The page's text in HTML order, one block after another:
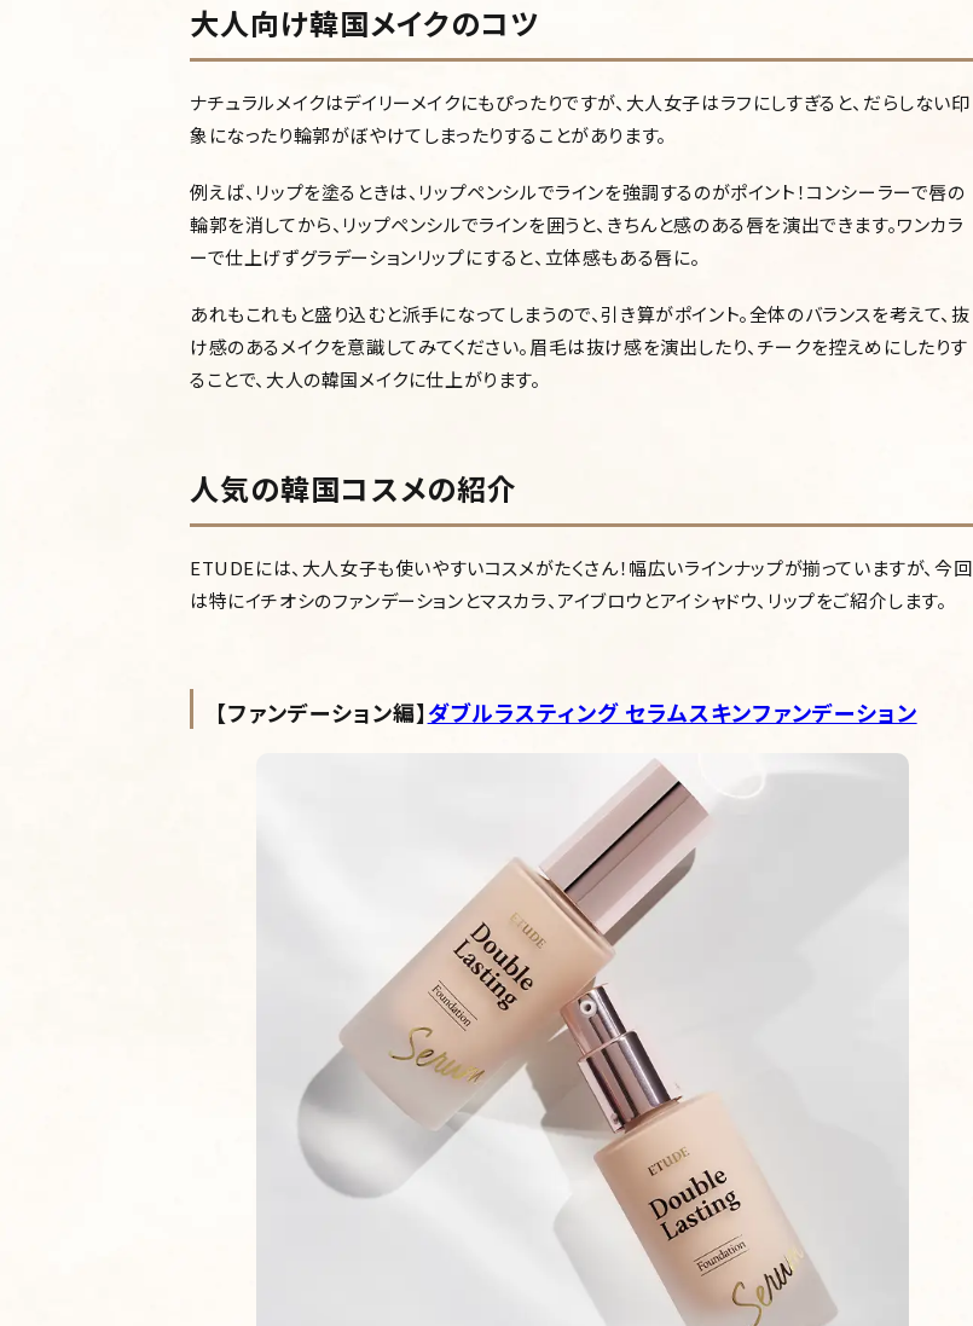
大人向け韓国メイクのコツ
ナチュラルメイクはデイリーメイクにもぴったりですが、大人女子はラフにしすぎると、だらしない印
象になったり輪郭がぼやけてしまったりすることがあります。
例えば、リップを塗るときは、リップペンシルでラインを強調するのがポイント！コンシーラーで唇の
輪郭を消してから、リップペンシルでラインを囲うと、きちんと感のある唇を演出できます。ワンカラ
ーで仕上げずグラデーションリップにすると、立体感もある唇に。
あれもこれもと盛り込むと派手になってしまうので、引き算がポイント。全体のバランスを考えて、抜
け感のあるメイクを意識してみてください。眉毛は抜け感を演出したり、チークを控えめにしたりす
ることで、大人の韓国メイクに仕上がります。
人気の韓国コスメの紹介
ETUDEには、大人女子も使いやすいコスメがたくさん！幅広いラインナップが揃っていますが、今回
は特にイチオシのファンデーションとマスカラ、アイブロウとアイシャドウ、リップをご紹介します。
【ファンデーション編】ダブルラスティング セラムスキンファンデーション